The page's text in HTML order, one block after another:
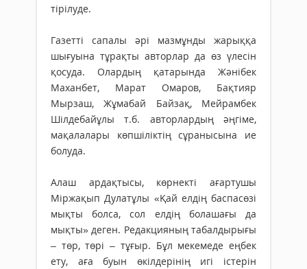
ті­рілуде.
Газетті сапалы әрі маз­мұнды жа­рық­қа
шығуына тұ­рақты авторлар да өз үле­сін
қосуда. Олардың қа­тарында Жәнібек
Маханбет, Марат Омаров, Бақтияр
Мырзаш, Жұмабай Байзақ, Мейрамбек
Шілдебайұлы т.б. авторлардың әңгіме,
мақалалары көпшіліктің сұранысына ие
болуда.
Алаш ардақтысы, көрнекті ағартушы
Міржақып Дулатұлы «Қай елдің баспасөзі
мықты болса, сол елдің болашағы да
мықты» деген. Редакцияның табалдырығы
– төр, төрі – тұғыр. Бұл мекемеде еңбек
ету, аға буын өкілдерінің игі істерін